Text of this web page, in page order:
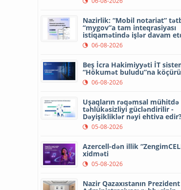
Nazirlik: “Mobil notariat”
“mygov”a tam inteqrasiyası
istiqamətində işlər davam
06-08-2026
Beş İcra Hakimiyyəti İT
“Hökumət buludu”na
06-08-2026
Uşaqların rəqəmsal mühitdə
təhlükəsizliyi gücləndirilir -
Dəyişikliklər nəyi ehtiva
05-08-2026
Azercell-dən illik
xidməti
05-08-2026
Nazir Qazaxıstanın Prezident